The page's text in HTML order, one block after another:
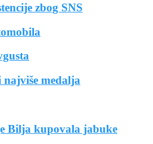
zbog SNS
medalja
Bilja kupovala jabuke